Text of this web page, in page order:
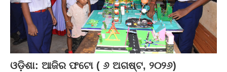
ଓଡ଼ିଶା: ଆଜିର ଫଟୋ ( ୬ ଅଗଷ୍ଟ, ୨୦୨୬)